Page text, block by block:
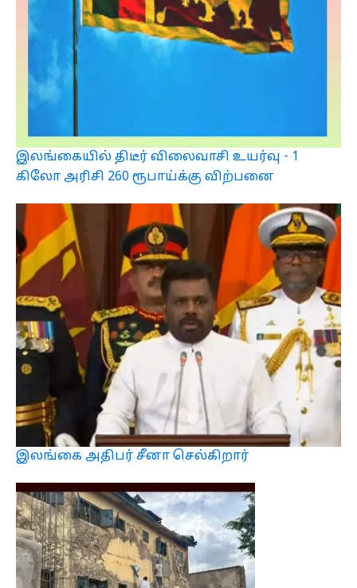
இலங்கையில் திடீர் விலைவாசி உயர்வு - 1
கிலோ அரிசி 260 ரூபாய்க்கு விற்பனை
இலங்கை அதிபர் சீனா செல்கிறார்